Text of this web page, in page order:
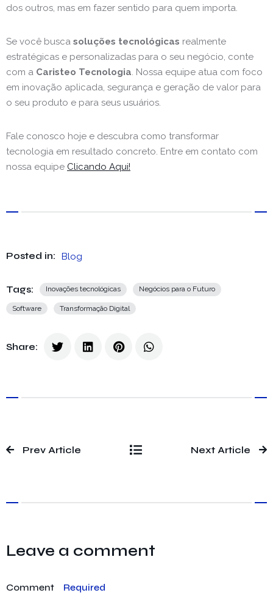
dos outros, mas em fazer sentido para quem importa.
Se você busca soluções tecnológicas realmente
estratégicas e personalizadas para o seu negócio, conte
com a Caristeo Tecnologia. Nossa equipe atua com foco
em inovação aplicada, segurança e geração de valor para
o seu produto e para seus usuários.
Fale conosco hoje e descubra como transformar
tecnologia em resultado concreto. Entre em contato com
nossa equipe Clicando Aqui!
Posted in: Blog
Tags: Inovações tecnológicas Negócios para o Futuro
Software Transformação Digital
Share:
Prev Article Next Article
Leave a comment
Comment Required